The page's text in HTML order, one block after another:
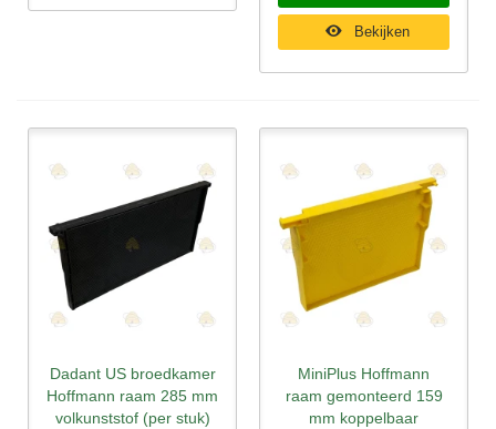
Bekijken
Dadant US broedkamer
Hoffmann raam 285 mm
volkunststof (per stuk)
MiniPlus Hoffmann
raam gemonteerd 159
mm koppelbaar